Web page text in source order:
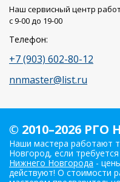
Наш сервисный центр
c 9-00 до 19-00
Телефон:
+7 (903) 602-80-12
nnmaster@list.ru
© 2010–2026 РГО
Наши мастера работают
Новгород, если
Нижнего Новгорода -
действуют! О стоимости